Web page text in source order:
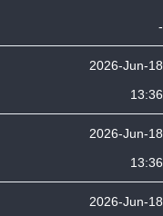
-
2026-Jun-18
13:36
2026-Jun-18
13:36
2026-Jun-18